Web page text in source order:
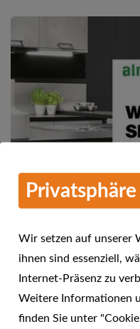
alma
erreichbar!
Wir setzen auf unserer
ihnen sind essenziell,
Internet-Präsenz zu
Weitere Informationen
finden Sie unter